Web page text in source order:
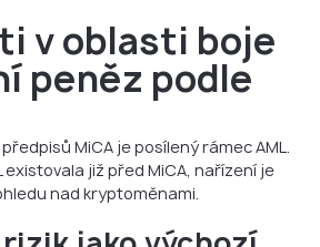
v oblasti boje
peněz podle
MiCA je posílený rámec AML.
existovala již před MiCA, nařízení je
nad kryptoměnami.